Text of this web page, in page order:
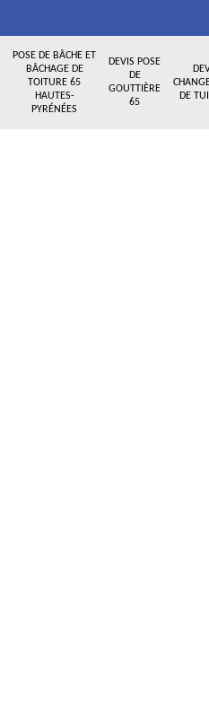
POSE DE BÂCHE ET
BÂCHAGE DE
TOITURE 65
HAUTES-
PYRÉNÉES
DEVIS POSE
DE
GOUTTIÈRE
65
DE